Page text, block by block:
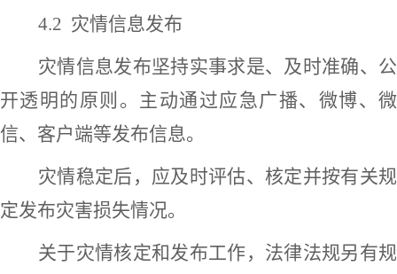
4.2 灾情信息发布
灾情信息发布坚持实事求是、及时准确、公
开透明的原则。主动通过应急广播、微博、微
信、客户端等发布信息。
灾情稳定后，应及时评估、核定并按有关规
定发布灾害损失情况。
关于灾情核定和发布工作，法律法规另有规